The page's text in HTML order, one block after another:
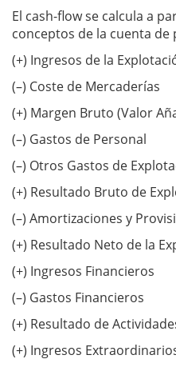
El cash-flow se calcula a
conceptos de la cuenta de
(+) Ingresos de la
(–) Coste de Mercaderías
(+) Margen Bruto (Valor
(–) Gastos de Personal
(–) Otros Gastos de
(+) Resultado Bruto de
(–) Amortizaciones y
(+) Resultado Neto de la
(+) Ingresos Financieros
(–) Gastos Financieros
(+) Resultado de
(+) Ingresos